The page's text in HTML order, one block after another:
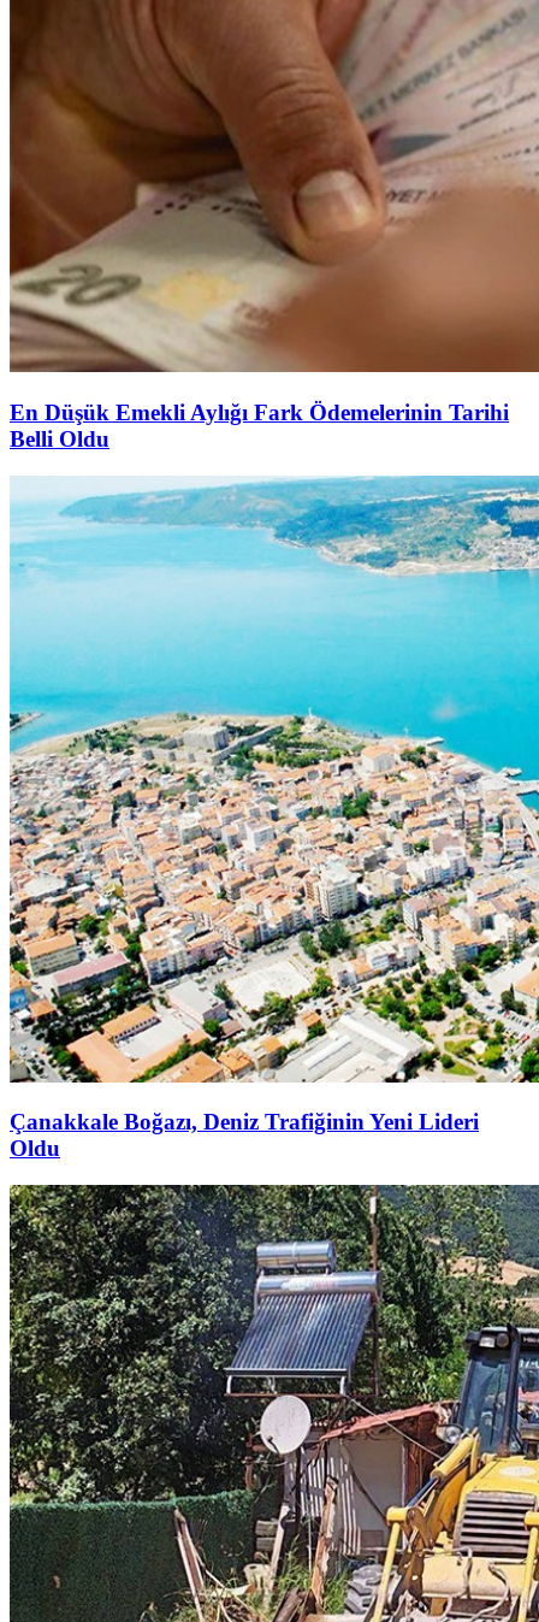
En Düşük Emekli Aylığı Fark Ödemelerinin Tarihi
Belli Oldu
Çanakkale Boğazı, Deniz Trafiğinin Yeni Lideri
Oldu